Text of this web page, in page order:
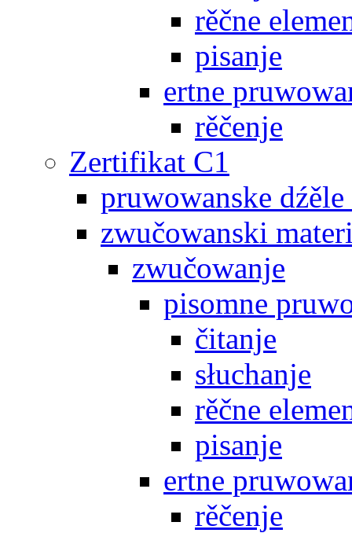
rěčne
pisanje
ertne
rěčenje
Zertifikat C1
pruwowanske
zwučowanski
zwučowanje
pisomne
čitanje
słuchanje
rěčne
pisanje
ertne
rěčenje